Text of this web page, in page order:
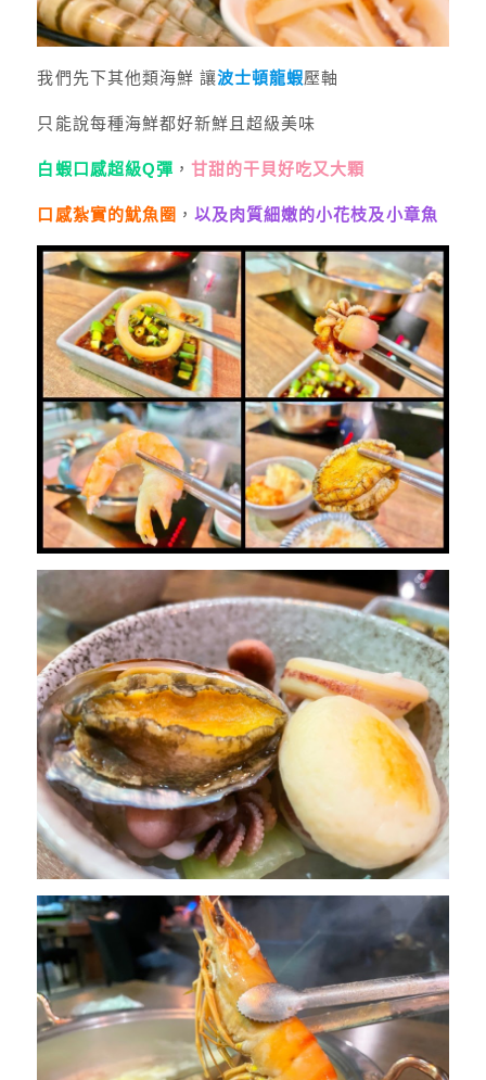
我們先下其他類海鮮 讓波士頓龍蝦壓軸
只能說每種海鮮都好新鮮且超級美味
白蝦口感超級Q彈 ， 甘甜的干貝好吃又大顆
口感紮實的魷魚圈 ， 以及肉質細嫩的小花枝及小章魚